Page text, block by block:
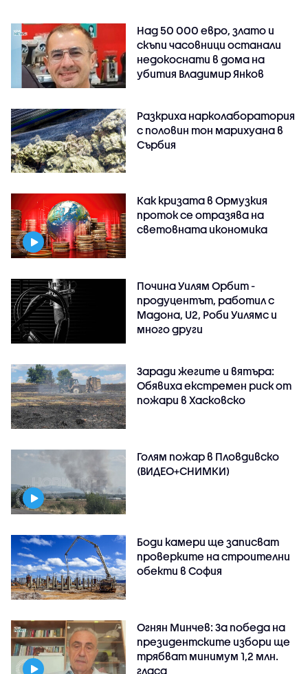
Над 50 000 евро, злато и
скъпи часовници останали
недокоснати в дома на
убития Владимир Янков
Разкриха нарколаборатория
с половин тон марихуана в
Сърбия
Как кризата в Ормузкия
проток се отразява на
световната икономика
Почина Уилям Орбит -
продуцентът, работил с
Мадона, U2, Роби Уилямс и
много други
Заради жегите и вятъра:
Обявиха екстремен риск от
пожари в Хасковско
Голям пожар в Пловдивско
(ВИДЕО+СНИМКИ)
Боди камери ще записват
проверките на строителни
обекти в София
Огнян Минчев: За победа на
президентските избори ще
трябват минимум 1,2 млн.
гласа